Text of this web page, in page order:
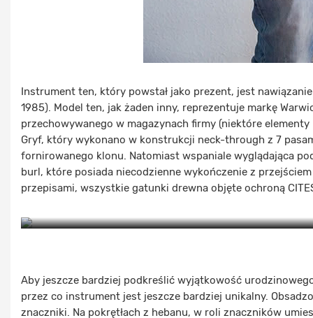
Instrument ten, który powstał jako prezent, jest
1985). Model ten, jak żaden inny, reprezentuje markę
przechowywanego w magazynach firmy (niektóre
Gryf, który wykonano w konstrukcji neck-through z 7
fornirowanego klonu. Natomiast wspaniale wyglądająca
burl, które posiada niecodzienne wykończenie z
przepisami, wszystkie gatunki drewna objęte ochroną
Aby jeszcze bardziej podkreślić wyjątkowość
przez co instrument jest jeszcze bardziej unikalny.
znaczniki. Na pokrętłach z hebanu, w roli znaczników